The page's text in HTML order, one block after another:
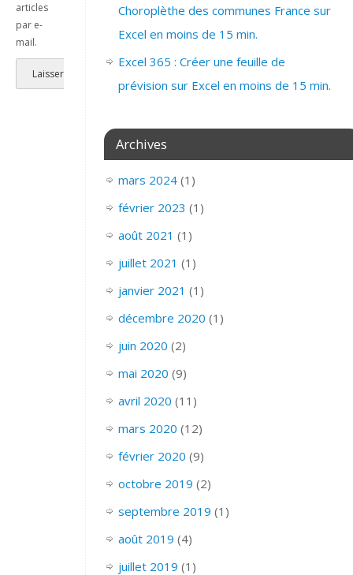
articles
par e-
mail.
Choroplèthe des communes France sur
Excel en moins de 15 min.
Excel 365 : Créer une feuille de
prévision sur Excel en moins de 15 min.
Archives
mars 2024(1)
février 2023 (1)
août 2021 (1)
juillet 2021 (1)
janvier 2021 (1)
décembre 2020 (1)
juin 2020 (2)
mai 2020 (9)
avril 2020 (11)
mars 2020 (12)
février 2020 (9)
octobre 2019 (2)
septembre 2019 (1)
août 2019 (4)
juillet 2019 (1)